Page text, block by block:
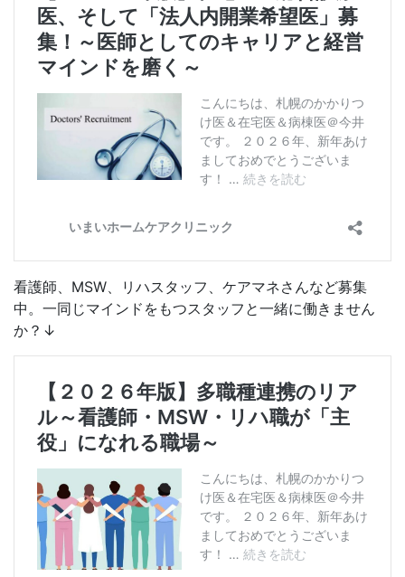
看護師、MSW、リハスタッフ、ケアマネさんなど募集
中。一同じマインドをもつスタッフと一緒に働きません
か？↓